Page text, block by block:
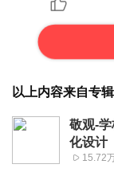
以上内容来自专辑
敬观-
化设计
15.72